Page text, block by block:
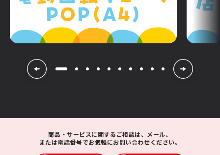
商品・サービスに関するご相談は、メール、
または電話番号でお気軽にお問い合わせください。